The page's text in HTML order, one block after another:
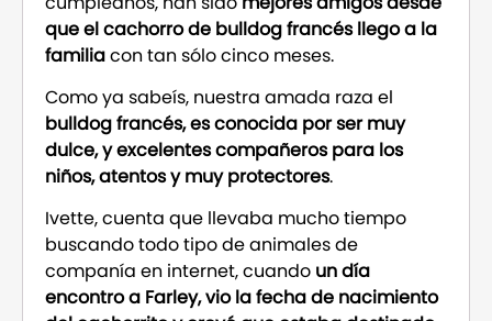
que el cachorro de bulldog francés llego a la
familiacon tan sólo cinco meses.
Como ya sabeís, nuestra amada raza el
bulldog francés, es conocida por ser muy
dulce, y excelentes compañeros para los
niños, atentos y muy protectores.
Ivette, cuenta que llevaba mucho tiempo
buscando todo tipo de animales de
companía en internet, cuando un día
encontro a Farley, vio la fecha de nacimiento